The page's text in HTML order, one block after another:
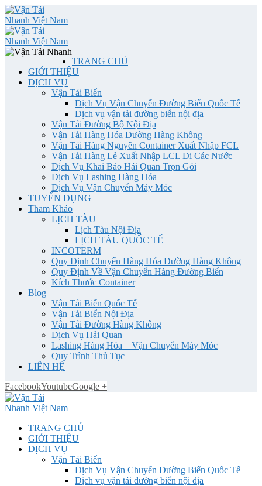
TRANG CHỦ
GIỚI THIỆU
DỊCH VỤ
Vận Tải Biển
Dịch Vụ Vận Chuyển Đường Biển Quốc Tế
Dịch vụ vận tải đường biển nội địa
Vận Tải Đường Bộ Nội Địa
Vận Tải Hàng Hóa Đường Hàng Không
Vận Tải Hàng Nguyên Container Xuất Nhập FCL
Vận Tải Hàng Lẻ Xuất Nhập LCL Đi Các Nước
Dịch Vụ Khai Báo Hải Quan Trọn Gói
Dịch Vụ Lashing Hàng Hóa
Dịch Vụ Vận Chuyển Máy Móc
TUYỂN DỤNG
Tham Khảo
LỊCH TÀU
Lịch Tàu Nội Địa
LỊCH TÀU QUỐC TẾ
INCOTERM
Quy Định Chuyển Hàng Hóa Đường Hàng Không
Quy Định Về Vận Chuyển Hàng Đường Biển
Kích Thước Container
Blog
Vận Tải Biển Quốc Tế
Vận Tải Biển Nội Địa
Vận Tải Đường Hàng Không
Dịch Vụ Hải Quan
Lashing Hàng Hóa _ Vận Chuyển Máy Móc
Quy Trình Thủ Tục
LIÊN HỆ
FacebookYoutubeGoogle +
TRANG CHỦ
GIỚI THIỆU
DỊCH VỤ
Vận Tải Biển
Dịch Vụ Vận Chuyển Đường Biển Quốc Tế
Dịch vụ vận tải đường biển nội địa